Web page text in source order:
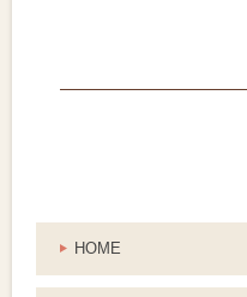
HOME